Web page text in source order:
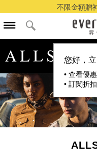
全館
您好，
• 查看優
• 訂閱折